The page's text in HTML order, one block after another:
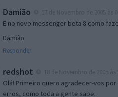
Damião
E no novo messenger beta 8 como
Damião
Responder
redshot
Olá! Primeiro quero agradecer-vos
erros, como toda a gente sabe.